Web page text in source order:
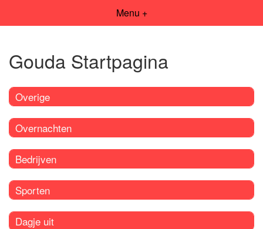
Menu +
Gouda Startpagina
Overige
Overnachten
Bedrijven
Sporten
Dagje uit